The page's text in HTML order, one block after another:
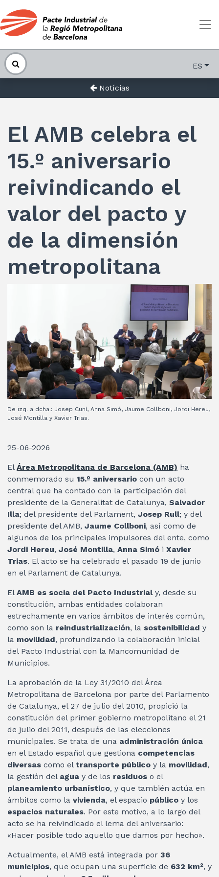
ES
Notícias
El AMB celebra el
15.º aniversario
reivindicando el
valor del pacto y
de la dimensión
metropolitana
De izq. a dcha.: Josep Cuní, Anna Simó, Jaume Collboni, Jordi Hereu,
José Montilla y Xavier Trias.
25-06-2026
El Área Metropolitana de Barcelona (AMB) ha
conmemorado su 15.º aniversario con un acto
central que ha contado con la participación del
presidente de la Generalitat de Catalunya, Salvador
Illa; del presidente del Parlament, Josep Rull; y del
presidente del AMB, Jaume Collboni, así como de
algunos de los principales impulsores del ente, como
Jordi Hereu, José Montilla, Anna Simó i Xavier
Trias. El acto se ha celebrado el pasado 19 de junio
en el Parlament de Catalunya.
El AMB es socia del Pacto Industrialy, desde su
constitución, ambas entidades colaboran
estrechamente en varios ámbitos de interés común,
como son la reindustrialización, la sostenibilidad y
la movilidad, profundizando la colaboración inicial
del Pacto Industrial con la Mancomunidad de
Municipios.
La aprobación de la Ley 31/2010 del Área
Metropolitana de Barcelona por parte del Parlamento
de Catalunya, el 27 de julio del 2010, propició la
constitución del primer gobierno metropolitano el 21
de julio del 2011, después de las elecciones
municipales. Se trata de una administración única
en el Estado español que gestiona competencias
diversas como el transporte público y la movilidad,
la gestión del agua y de los residuos o el
planeamiento urbanístico, y que también actúa en
ámbitos como la vivienda, el espacio público y los
espacios naturales. Por este motivo, a lo largo del
acto se ha reivindicado el lema del aniversario:
«Hacer posible todo aquello que damos por hecho».
Actualmente, el AMB está integrada por 36
municipios, que ocupan una superficie de 632 km², y